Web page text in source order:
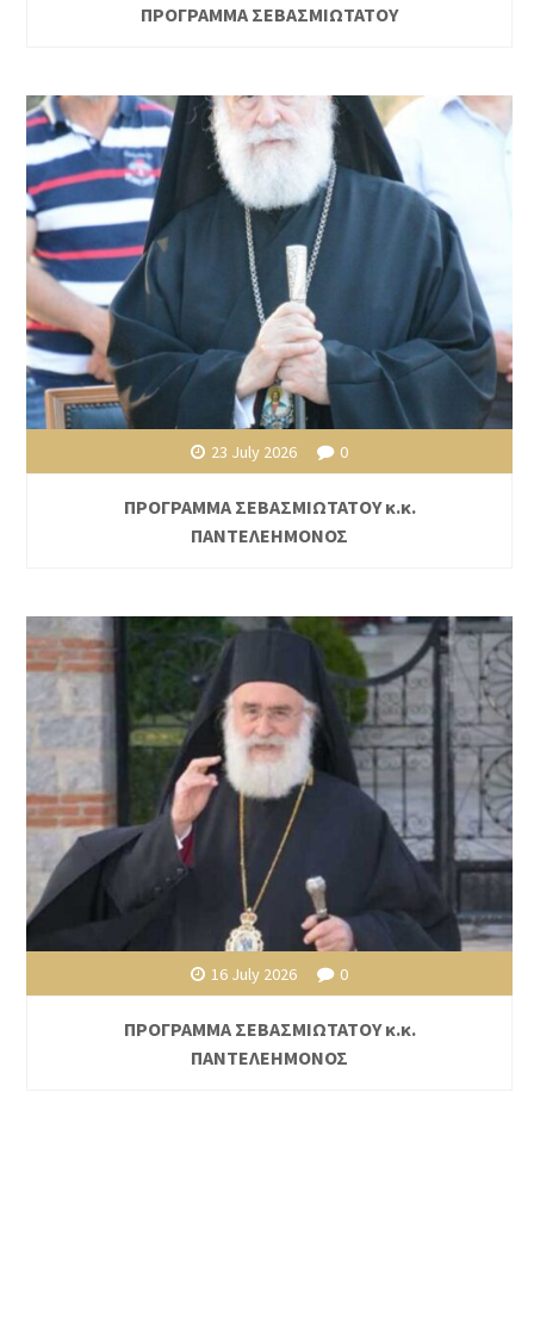
ΠΡΟΓΡΑΜΜΑ ΣΕΒΑΣΜΙΩΤΑΤΟΥ
23 July 2026 0
ΠΡΟΓΡΑΜΜΑ ΣΕΒΑΣΜΙΩΤΑΤΟΥ κ.κ.
ΠΑΝΤΕΛΕΗΜΟΝΟΣ
16 July 2026 0
ΠΡΟΓΡΑΜΜΑ ΣΕΒΑΣΜΙΩΤΑΤΟΥ κ.κ.
ΠΑΝΤΕΛΕΗΜΟΝΟΣ